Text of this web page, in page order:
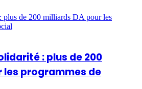
plus de 200 milliards DA pour les
: plus de 200
les programmes de